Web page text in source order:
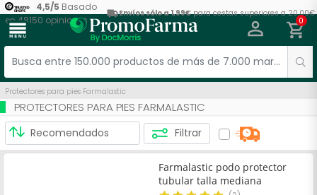
4,5/5 Basado
en48150 opiniones
Envíos sólo a 1,99€para cestas superiores a 20,00€
menu 0
Protectores para pies Farmalastic
PROTECTORES PARA PIES FARMALASTIC
Filtrar
Farmalastic podo protector
tubular talla mediana